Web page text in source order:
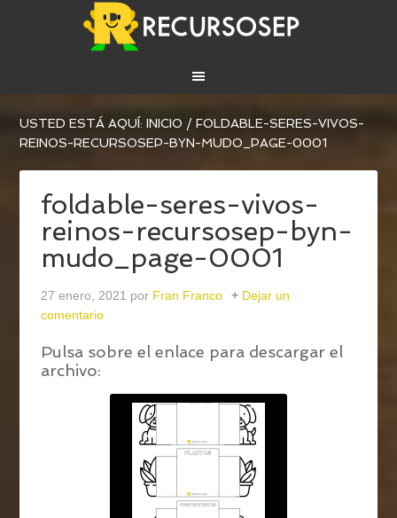
USTED ESTÁ AQUÍ:INICIO / FOLDABLE-SERES-VIVOS-
REINOS-RECURSOSEP-BYN-MUDO_PAGE-0001
foldable-seres-vivos-
reinos-recursosep-byn-
mudo_page-0001
27 enero, 2021 por Fran Franco
Dejar un
comentario
Pulsa sobre el enlace para descargar el
archivo: